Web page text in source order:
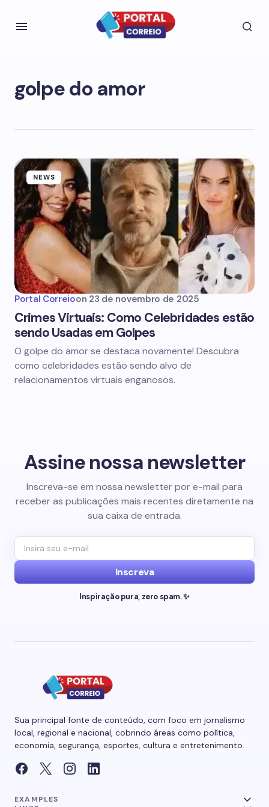
golpe do amor
NEWS
Portal Correioon 23 de novembro de 2025
Crimes Virtuais: Como Celebridades estão
sendo Usadas em Golpes
O golpe do amor se destaca novamente! Descubra
como celebridades estão sendo alvo de
relacionamentos virtuais enganosos.
Assine nossa newsletter
Inscreva-se em nossa newsletter por e-mail para
receber as publicações mais recentes diretamente na
sua caixa de entrada.
Inscreva
Inspiração pura, zero spam. ✨
Sua principal fonte de conteúdo, com foco em jornalismo
local, regional e nacional, cobrindo áreas como política,
economia, segurança, esportes, cultura e entretenimento.
EXAMPLES